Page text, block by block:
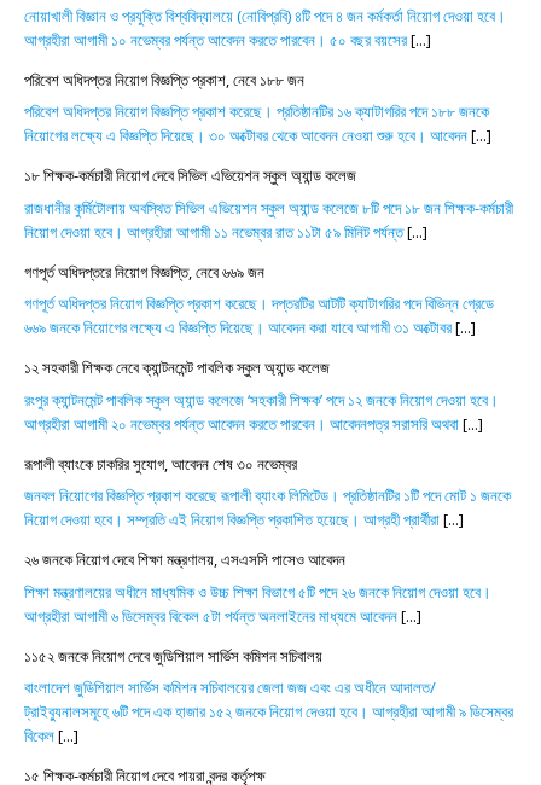
নোয়াখালী বিজ্ঞান ও প্রযুক্তি বিশ্ববিদ্যালয়ে (নোবিপ্রবি) ৪টি পদে ৪ জন কর্মকর্তা নিয়োগ দেওয়া হবে।
আগ্রহীরা আগামী ১০ নভেম্বর পর্যন্ত আবেদন করতে পারবেন। ৫০ বছর বয়সের[...]
পরিবেশ অধিদপ্তর নিয়োগ বিজ্ঞপ্তি প্রকাশ, নেবে ১৮৮ জন
পরিবেশ অধিদপ্তর নিয়োগ বিজ্ঞপ্তি প্রকাশ করেছে। প্রতিষ্ঠানটির ১৬ ক্যাটাগরির পদে ১৮৮ জনকে
নিয়োগের লক্ষ্যে এ বিজ্ঞপ্তি দিয়েছে। ৩০ অক্টোবর থেকে আবেদন নেওয়া শুরু হবে। আবেদন[...]
১৮ শিক্ষক-কর্মচারী নিয়োগ দেবে সিভিল এভিয়েশন স্কুল অ্যান্ড কলেজ
রাজধানীর কুর্মিটোলায় অবস্থিত সিভিল এভিয়েশন স্কুল অ্যান্ড কলেজে ৮টি পদে ১৮ জন শিক্ষক-কর্মচারী
নিয়োগ দেওয়া হবে। আগ্রহীরা আগামী ১১ নভেম্বর রাত ১১টা ৫৯ মিনিট পর্যন্ত[...]
গণপূর্ত অধিদপ্তরে নিয়োগ বিজ্ঞপ্তি, নেবে ৬৬৯ জন
গণপূর্ত অধিদপ্তর নিয়োগ বিজ্ঞপ্তি প্রকাশ করেছে। দপ্তরটির আটটি ক্যাটাগরির পদে বিভিন্ন গ্রেডে
৬৬৯ জনকে নিয়োগের লক্ষ্যে এ বিজ্ঞপ্তি দিয়েছে। আবেদন করা যাবে আগামী ৩১ অক্টোবর[...]
১২ সহকারী শিক্ষক নেবে ক্যান্টনমেন্ট পাবলিক স্কুল অ্যান্ড কলেজ
রংপুর ক্যান্টনমেন্ট পাবলিক স্কুল অ্যান্ড কলেজে ‘সহকারী শিক্ষক’ পদে ১২ জনকে নিয়োগ দেওয়া হবে।
আগ্রহীরা আগামী ২০ নভেম্বর পর্যন্ত আবেদন করতে পারবেন। আবেদনপত্র সরাসরি অথবা[...]
রূপালী ব্যাংকে চাকরির সুযোগ, আবেদন শেষ ৩০ নভেম্বর
জনবল নিয়োগের বিজ্ঞপ্তি প্রকাশ করেছে রূপালী ব্যাংক লিমিটেড। প্রতিষ্ঠানটির ১টি পদে মোট ১ জনকে
নিয়োগ দেওয়া হবে। সম্প্রতি এই নিয়োগ বিজ্ঞপ্তি প্রকাশিত হয়েছে। আগ্রহী প্রার্থীরা[...]
২৬ জনকে নিয়োগ দেবে শিক্ষা মন্ত্রণালয়, এসএসসি পাসেও আবেদন
শিক্ষা মন্ত্রণালয়ের অধীনে মাধ্যমিক ও উচ্চ শিক্ষা বিভাগে ৫টি পদে ২৬ জনকে নিয়োগ দেওয়া হবে।
আগ্রহীরা আগামী ৬ ডিসেম্বর বিকেল ৫টা পর্যন্ত অনলাইনের মাধ্যমে আবেদন[...]
১১৫২ জনকে নিয়োগ দেবে জুডিশিয়াল সার্ভিস কমিশন সচিবালয়
বাংলাদেশ জুডিশিয়াল সার্ভিস কমিশন সচিবালয়ের জেলা জজ এবং এর অধীনে আদালত/
ট্রাইব্যুনালসমূহে ৬টি পদে এক হাজার ১৫২ জনকে নিয়োগ দেওয়া হবে। আগ্রহীরা আগামী ৯ ডিসেম্বর
বিকেল[...]
১৫ শিক্ষক-কর্মচারী নিয়োগ দেবে পায়রা বন্দর কর্তৃপক্ষ